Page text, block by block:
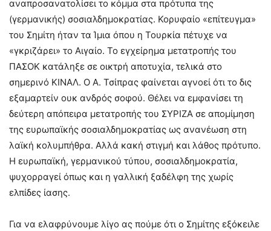
αναπροσανατολίσει το κόμμα στα πρότυπα της
(γερμανικής) σοσιαλδημοκρατίας. Κορυφαίο «επίτευγμα»
του Σημίτη ήταν τα Ίμια όπου η Τουρκία πέτυχε να
«γκριζάρει» το Αιγαίο. Το εγχείρημα μετατροπής του
ΠΑΣΟΚ κατάληξε σε οικτρή αποτυχία, τελικά στο
σημερινό ΚΙΝΑΛ. Ο Α. Τσίπρας φαίνεται αγνοεί ότι το δις
εξαμαρτείν ουκ ανδρός σοφού. Θέλει να εμφανίσει τη
δεύτερη απόπειρα μετατροπής του ΣΥΡΙΖΑ σε απομίμηση
της ευρωπαϊκής σοσιαλδημοκρατίας ως ανανέωση στη
λαϊκή κολυμπήθρα. Αλλά κακή στιγμή και λάθος πρότυπο.
Η ευρωπαϊκή, γερμανικού τύπου, σοσιαλδημοκρατία,
ψυχορραγεί όπως και η γαλλική ξαδέλφη της χωρίς
ελπίδες ίασης.
Για να ελαφρύνουμε λίγο ας πούμε ότι ο Σημίτης εξόκειλε